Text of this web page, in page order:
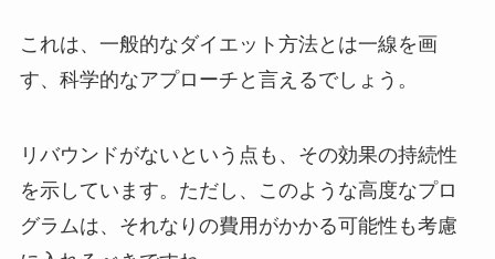
これは、一般的なダイエット方法とは一線を画
す、科学的なアプローチと言えるでしょう。
リバウンドがないという点も、その効果の持続性
を示しています。ただし、このような高度なプロ
グラムは、それなりの費用がかかる可能性も考慮